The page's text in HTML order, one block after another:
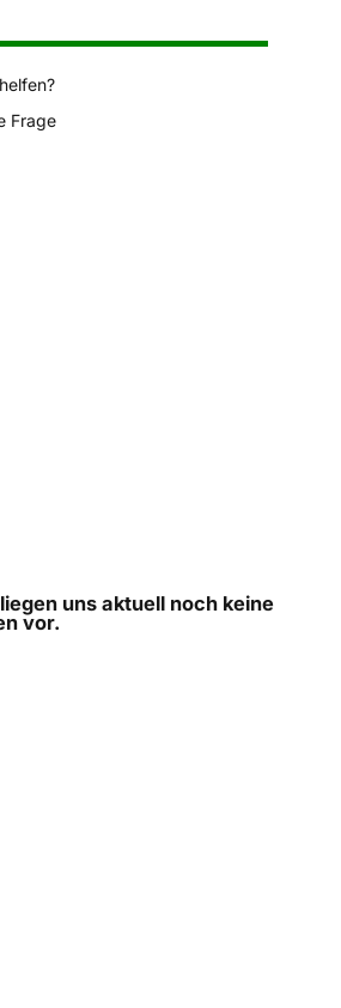
Frage
uns aktuell noch keine
vor.